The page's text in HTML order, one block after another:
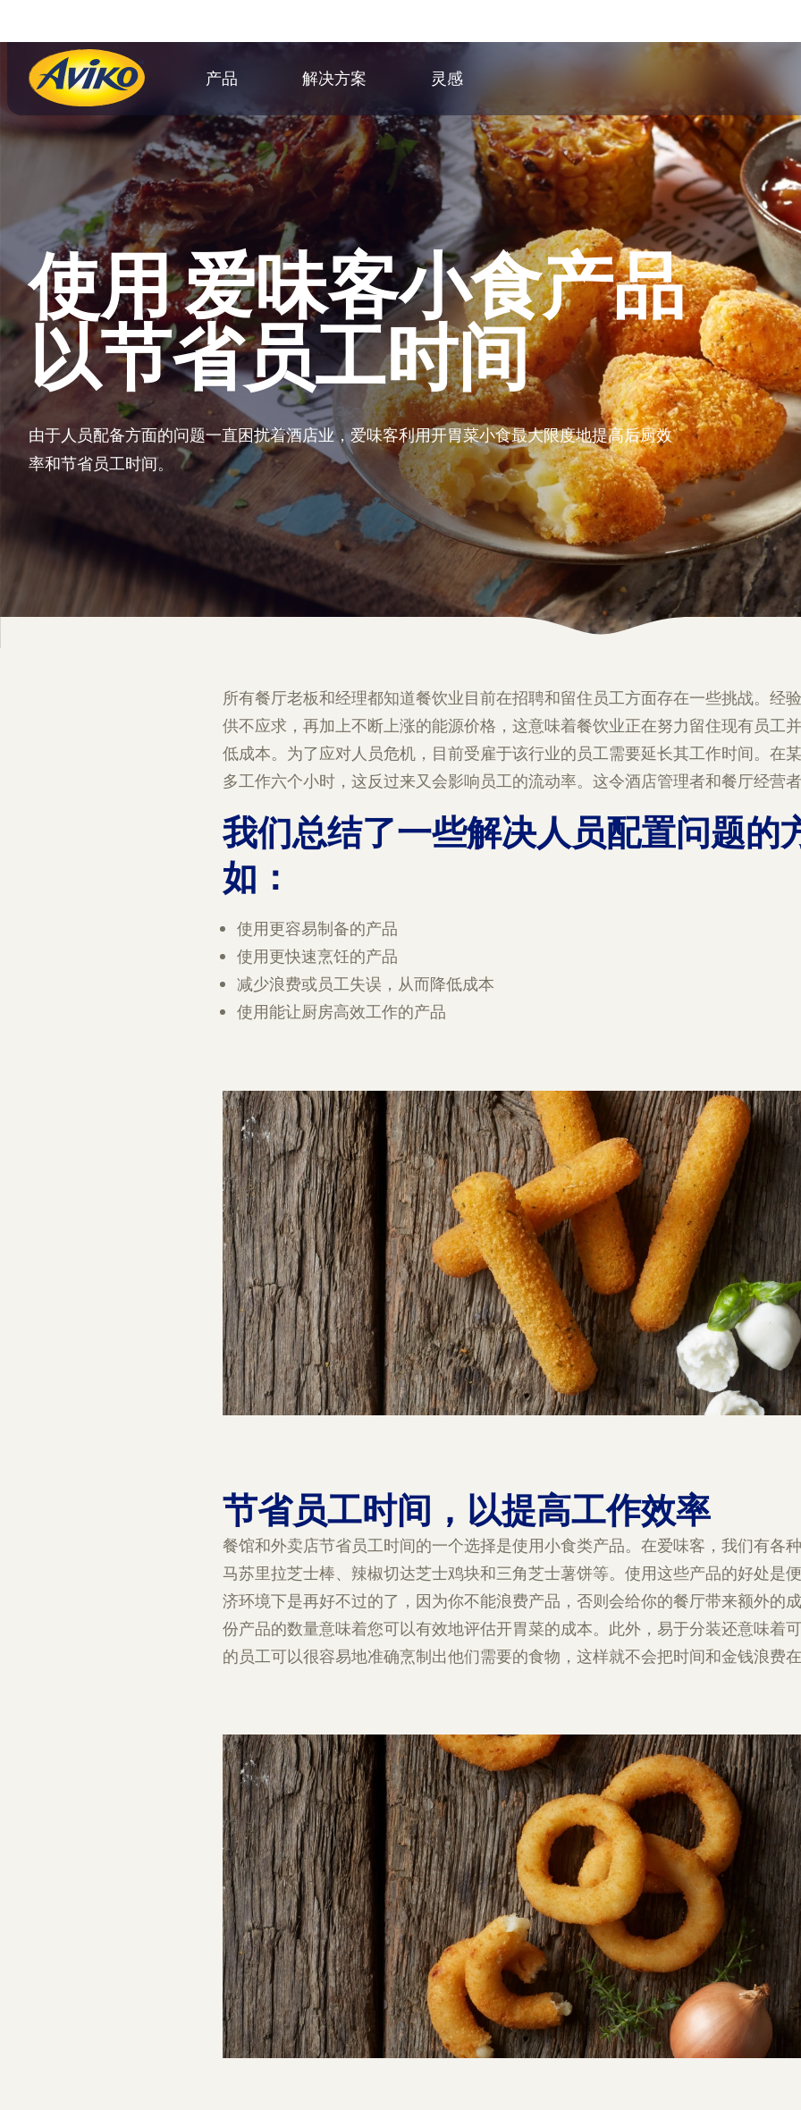
产品 解决方案 灵感
使用 爱味客小食产品
以节省员工时间
由于人员配备方面的问题一直困扰着酒店业，爱味客利用开胃菜小食最大限度地提高后厨效
率和节省员工时间。
所有餐厅老板和经理都知道餐饮业目前在招聘和留住员工方面存在一些挑战。经
供不应求，再加上不断上涨的能源价格，这意味着餐饮业正在努力留住现有员工
低成本。为了应对人员危机，目前受雇于该行业的员工需要延长其工作时间。在
多工作六个小时，这反过来又会影响员工的流动率。这令酒店管理者和餐厅经营
我们总结了一些解决人员配置问题的
如：
使用更容易制备的产品
使用更快速烹饪的产品
减少浪费或员工失误，从而降低成本
使用能让厨房高效工作的产品
节省员工时间，以提高工作效率
餐馆和外卖店节省员工时间的一个选择是使用小食类产品。在爱味客，我们有各
马苏里拉芝士棒、辣椒切达芝士鸡块和三角芝士薯饼等。使用这些产品的好处是
济环境下是再好不过的了，因为你不能浪费产品，否则会给你的餐厅带来额外的
份产品的数量意味着您可以有效地评估开胃菜的成本。此外，易于分装还意味着
的员工可以很容易地准确烹制出他们需要的食物，这样就不会把时间和金钱浪费